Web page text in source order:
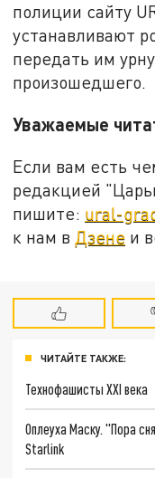
полиции сайту
устанавливают
передать им
произошедшего.
Уважаемые
Если вам есть
редакцией
пишите: ural-
к нам в Дзене и
ЧИТАЙТЕ ТАКЖЕ:
Технофашисты XXI века
Оплеуха Маску. "Пора
Starlink